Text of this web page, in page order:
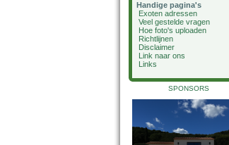
Handige pagina's
Exoten adressen
Veel gestelde vragen
Hoe foto's uploaden
Richtlijnen
Disclaimer
Link naar ons
Links
SPONSORS